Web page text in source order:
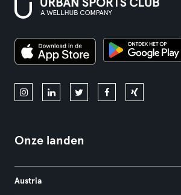
Onze landen
Austria